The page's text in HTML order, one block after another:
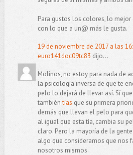
Para gustos los colores, lo mejor
con lo que a un@ más le gusta.
19 de noviembre de 2017 a las
euro141doc09tc83 dijo...
Molinos, no estoy para nada de
la psicología inversa de que te
pelo lo dejará de llevar así. Sí
tambiéntías que su primera
demás que llevan el pelo para
al igual que esta tía, cambia su
claro. Pero la mayoría de la
algo que consideramos que nos
nosotros mismos.